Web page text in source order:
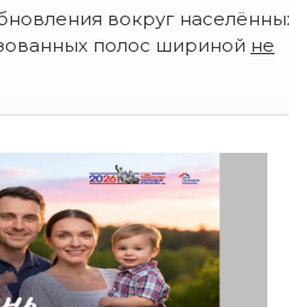
вокруг
полос шириной не